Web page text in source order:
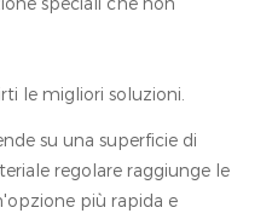
le migliori soluzioni.
su una superficie di
regolare raggiunge le
più rapida e